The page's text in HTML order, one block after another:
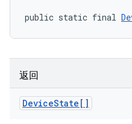
public static final
返回
DeviceState[]